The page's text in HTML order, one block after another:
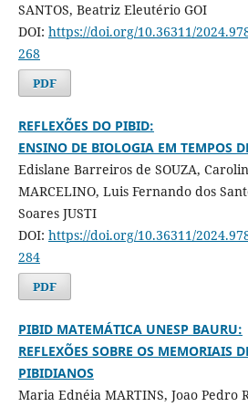
SANTOS, Beatriz Eleutério GOI
DOI: https://doi.org/10.36311/
268
PDF
REFLEXÕES DO PIBID:
ENSINO DE BIOLOGIA EM TEMPOS
Edislane Barreiros de SOUZA,
MARCELINO, Luis Fernando dos
Soares JUSTI
DOI: https://doi.org/10.36311/
284
PDF
PIBID MATEMÁTICA UNESP BAURU:
REFLEXÕES SOBRE OS MEMORIAIS
PIBIDIANOS
Maria Ednéia MARTINS, Joao Pedro